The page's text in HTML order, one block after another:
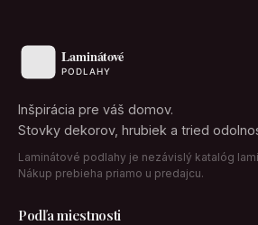
Inšpirácia pre váš domov.
Stovky dekorov, hrubiek a tried
Laminátové podlahy je nezávislý katalóg
Nákup prebieha priamo u predajcu.
Podľa miestnosti